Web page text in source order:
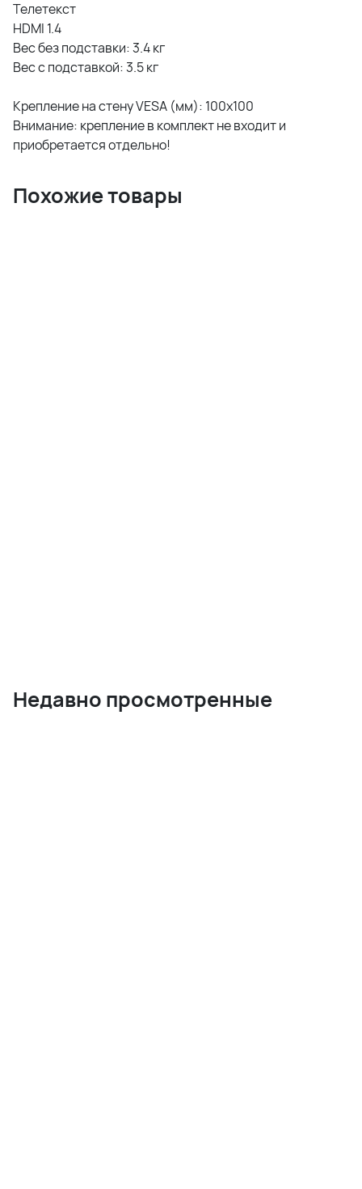
Телетекст
HDMI 1.4
Вес без подставки: 3.4 кг
Вес с подставкой: 3.5 кг
Крепление на стену VESA (мм): 100x100
Внимание: крепление в комплект не входит и
приобретается отдельно!
Похожие товары
Недавно просмотренные